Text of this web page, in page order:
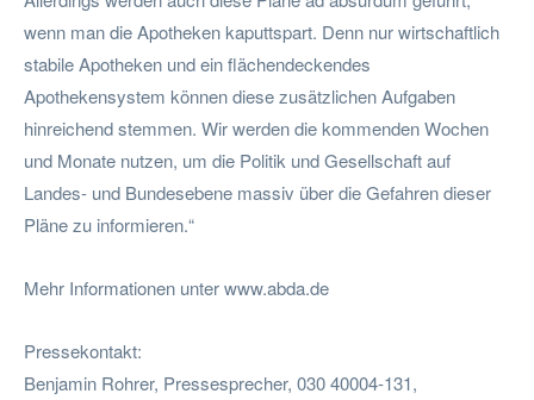
wenn man die Apotheken kaputtspart. Denn nur wirtschaftlich
stabile Apotheken und ein flächendeckendes
Apothekensystem können diese zusätzlichen Aufgaben
hinreichend stemmen. Wir werden die kommenden Wochen
und Monate nutzen, um die Politik und Gesellschaft auf
Landes- und Bundesebene massiv über die Gefahren dieser
Pläne zu informieren.“
Mehr Informationen unter www.abda.de
Pressekontakt:
Benjamin Rohrer, Pressesprecher, 030 40004-131,